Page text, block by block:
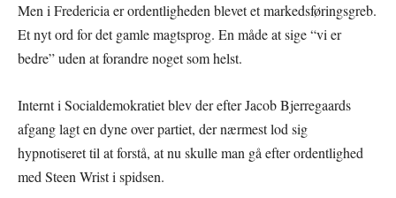
Men i Fredericia er ordentligheden blevet et markedsføringsgreb.
Et nyt ord for det gamle magtsprog. En måde at sige “vi er
bedre” uden at forandre noget som helst.
Internt i Socialdemokratiet blev der efter Jacob Bjerregaards
afgang lagt en dyne over partiet, der nærmest lod sig
hypnotiseret til at forstå, at nu skulle man gå efter ordentlighed
med Steen Wrist i spidsen.